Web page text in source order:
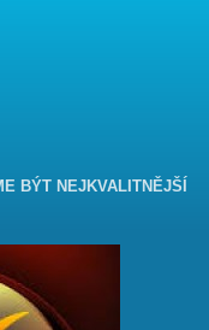
BÝT NEJKVALITNĚJŠÍ